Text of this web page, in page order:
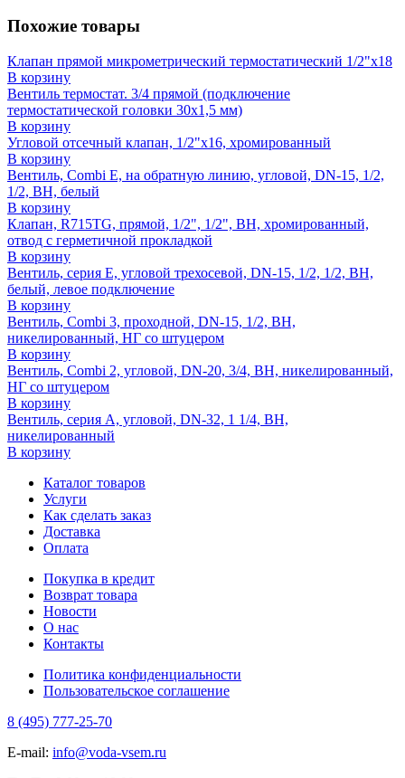
Похожие товары
Клапан прямой микрометрический термостатический 1/2"x18
В корзину
Вентиль термостат. 3/4 прямой (подключение
термостатической головки 30x1,5 мм)
В корзину
Угловой отсечный клапан, 1/2"x16, хромированный
В корзину
Вентиль, Combi E, на обратную линию, угловой, DN-15, 1/2,
1/2, ВН, белый
В корзину
Клапан, R715TG, прямой, 1/2", 1/2", ВН, хромированный,
отвод с герметичной прокладкой
В корзину
Вентиль, серия E, угловой трехосевой, DN-15, 1/2, 1/2, ВН,
белый, левое подключение
В корзину
Вентиль, Combi 3, проходной, DN-15, 1/2, ВН,
никелированный, НГ со штуцером
В корзину
Вентиль, Combi 2, угловой, DN-20, 3/4, ВН, никелированный,
НГ со штуцером
В корзину
Вентиль, серия A, угловой, DN-32, 1 1/4, ВН,
никелированный
В корзину
Каталог товаров
Услуги
Как сделать заказ
Доставка
Оплата
Покупка в кредит
Возврат товара
Новости
О нас
Контакты
Политика конфиденциальности
Пользовательское соглашение
8 (495) 777-25-70
E-mail: info@voda-vsem.ru